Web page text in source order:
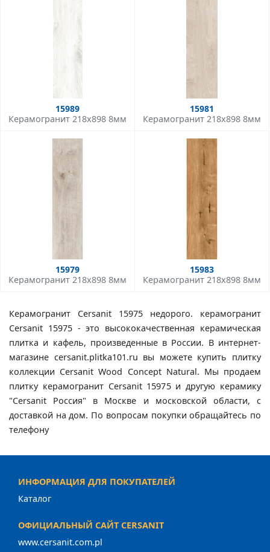
15989
Керамогранит 218x898 8мм
15981
Керамогранит 218x898 8мм
15979
Керамогранит 218x898 8мм
15983
Керамогранит 218x898 8мм
Керамогранит Cersanit 15975 недорого. керамогранит
Cersanit 15975 - это высококачественная керамическая
плитка и кафель, произведенные в России. В интернет-
магазине cersanit.plitka101.ru вы можете купить плитку
коллекции Cersanit Wood Concept Natural. Мы продаем
плитку керамогранит Cersanit 15975 и другую керамику
"Cersanit Россия" в Москве и московской области, с
доставкой на дом. По вопросам покупки обращайтесь по
телефону
ИНФОРМАЦИЯ ДЛЯ ПОКУПАТЕЛЕЙ
Каталог
ОФИЦИАЛЬНЫЙ САЙТ CERSANIT
www.cersanit.com.pl